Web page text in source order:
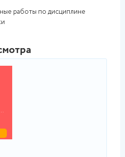
работы по дисциплине
задания...